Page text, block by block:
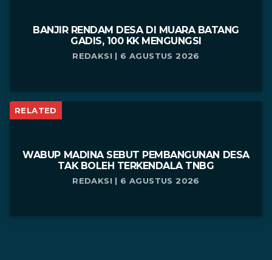
BANJIR RENDAM DESA DI MUARA BATANG
GADIS, 100 KK MENGUNGSI
REDAKSI | 6 AGUSTUS 2026
RELATED
WABUP MADINA SEBUT PEMBANGUNAN DESA
TAK BOLEH TERKENDALA TNBG
REDAKSI | 6 AGUSTUS 2026